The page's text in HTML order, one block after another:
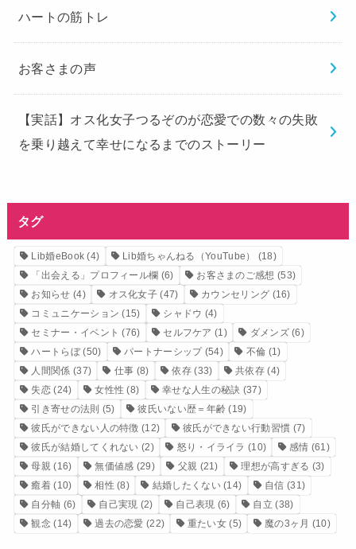
ハートの筋トレ
お客さまの声
【実話】オス化女子つるぞのが恋愛での数々の失敗
を乗り越えて幸せになるまでのストーリー
タグ
Lib婚eBook (4) Lib婚ちゃんねる（YouTube）
(18)
「出会える」プロフィール欄 (6) お客さまのご感想 (53)
お知らせ (4) オス化女子 (47) カウンセリング (16)
コミュニケーション (15) シャドウ (4)
セミナー・イベント (76) セルフケア (1) ダメンズ(6)
ハートらぼ(50) パートナーシップ(54) 不倫 (1)
人間関係 (37) 仕事 (8) 依存(33) 共依存 (4)
失恋 (24) 女性性 (8) 幸せな人生の秘訣 (37)
引き寄せの法則 (5) 彼氏いない歴＝年齢 (19)
彼氏ができない人の特徴 (12) 彼氏ができない行動習慣 (7)
彼氏が結婚してくれない (2) 怒り・イライラ (10) 感情 (61)
母親 (16) 無価値感 (29) 父親 (21) 理想が高すぎる (3)
癒着 (10) 相性 (8) 結婚したくない(14) 自信 (31)
自分軸 (6) 自己実現 (2) 自己表現 (6) 自立 (38)
観念 (14) 過去の恋愛 (22) 重たい女 (5) 魔の3ヶ月 (10)